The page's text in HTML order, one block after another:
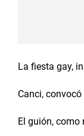
La fiesta gay,
Canci,
El guión,